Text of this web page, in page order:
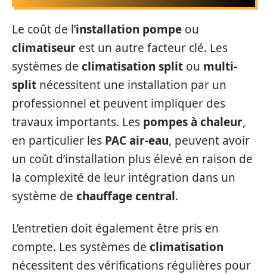
Le coût de l’installation pompe ou
climatiseur est un autre facteur clé. Les
systèmes de climatisation split ou multi-
split nécessitent une installation par un
professionnel et peuvent impliquer des
travaux importants. Les pompes à chaleur,
en particulier les PAC air-eau, peuvent avoir
un coût d’installation plus élevé en raison de
la complexité de leur intégration dans un
système de chauffage central.
L’entretien doit également être pris en
compte. Les systèmes de climatisation
nécessitent des vérifications régulières pour